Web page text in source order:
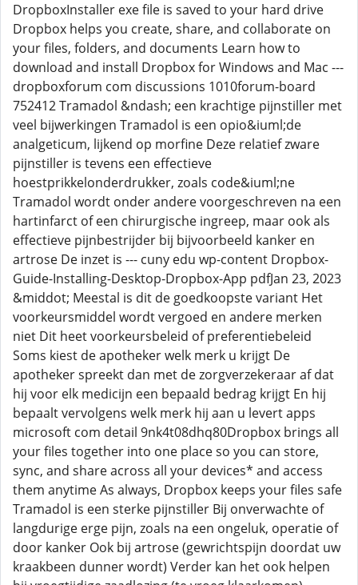
DropboxInstaller exe file is saved to your hard drive
Dropbox helps you create, share, and collaborate on
your files, folders, and documents Learn how to
download and install Dropbox for Windows and Mac ---
dropboxforum com discussions 1010forum-board
752412 Tramadol &ndash; een krachtige pijnstiller met
veel bijwerkingen Tramadol is een opio&iuml;de
analgeticum, lijkend op morfine Deze relatief zware
pijnstiller is tevens een effectieve
hoestprikkelonderdrukker, zoals code&iuml;ne
Tramadol wordt onder andere voorgeschreven na een
hartinfarct of een chirurgische ingreep, maar ook als
effectieve pijnbestrijder bij bijvoorbeeld kanker en
artrose De inzet is --- cuny edu wp-content Dropbox-
Guide-Installing-Desktop-Dropbox-App pdfJan 23, 2023
&middot; Meestal is dit de goedkoopste variant Het
voorkeursmiddel wordt vergoed en andere merken
niet Dit heet voorkeursbeleid of preferentiebeleid
Soms kiest de apotheker welk merk u krijgt De
apotheker spreekt dan met de zorgverzekeraar af dat
hij voor elk medicijn een bepaald bedrag krijgt En hij
bepaalt vervolgens welk merk hij aan u levert apps
microsoft com detail 9nk4t08dhq80Dropbox brings all
your files together into one place so you can store,
sync, and share across all your devices* and access
them anytime As always, Dropbox keeps your files safe
Tramadol is een sterke pijnstiller Bij onverwachte of
langdurige erge pijn, zoals na een ongeluk, operatie of
door kanker Ook bij artrose (gewrichtspijn doordat uw
kraakbeen dunner wordt) Verder kan het ook helpen